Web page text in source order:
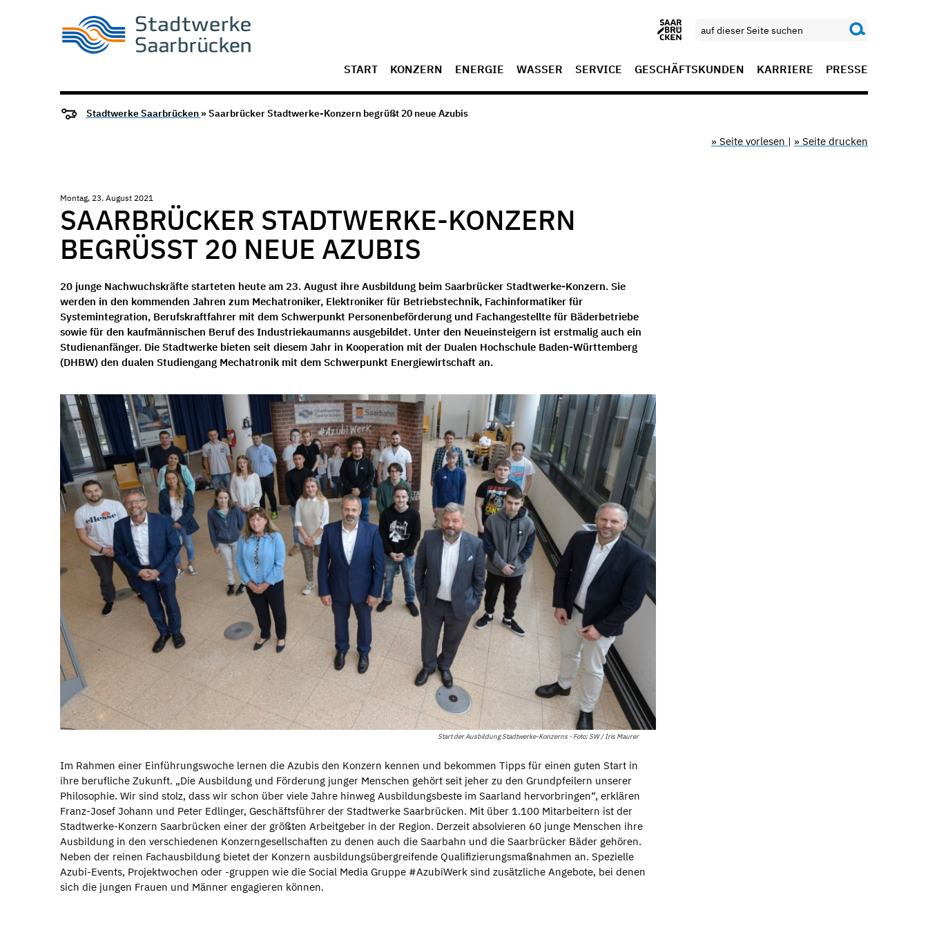
START KONZERN ENERGIE WASSER SERVICE GESCHÄFTSKUNDEN KARRIERE PRESSE
Stadtwerke Saarbrücken » Saarbrücker Stadtwerke-Konzern begrüßt 20 neue Azubis
» Seite vorlesen | » Seite drucken
Montag, 23. August 2021
SAARBRÜCKER STADTWERKE-KONZERN
BEGRÜSST 20 NEUE AZUBIS
20 junge Nachwuchskräfte starteten heute am 23. August ihre Ausbildung beim Saarbrücker Stadtwerke-Konzern. Sie
werden in den kommenden Jahren zum Mechatroniker, Elektroniker für Betriebstechnik, Fachinformatiker für
Systemintegration, Berufskraftfahrer mit dem Schwerpunkt Personenbeförderung und Fachangestellte für Bäderbetriebe
sowie für den kaufmännischen Beruf des Industriekaumanns ausgebildet. Unter den Neueinsteigern ist erstmalig auch ein
Studienanfänger. Die Stadtwerke bieten seit diesem Jahr in Kooperation mit der Dualen Hochschule Baden-Württemberg
(DHBW) den dualen Studiengang Mechatronik mit dem Schwerpunkt Energiewirtschaft an.
Start der Ausbildung Stadtwerke-Konzerns - Foto: SW / Iris Maurer
Im Rahmen einer Einführungswoche lernen die Azubis den Konzern kennen und bekommen Tipps für einen guten Start in
ihre berufliche Zukunft. „Die Ausbildung und Förderung junger Menschen gehört seit jeher zu den Grundpfeilern unserer
Philosophie. Wir sind stolz, dass wir schon über viele Jahre hinweg Ausbildungsbeste im Saarland hervorbringen“, erklären
Franz-Josef Johann und Peter Edlinger, Geschäftsführer der Stadtwerke Saarbrücken. Mit über 1.100 Mitarbeitern ist der
Stadtwerke-Konzern Saarbrücken einer der größten Arbeitgeber in der Region. Derzeit absolvieren 60 junge Menschen ihre
Ausbildung in den verschiedenen Konzerngesellschaften zu denen auch die Saarbahn und die Saarbrücker Bäder gehören.
Neben der reinen Fachausbildung bietet der Konzern ausbildungsübergreifende Qualifizierungsmaßnahmen an. Spezielle
Azubi-Events, Projektwochen oder -gruppen wie die Social Media Gruppe #AzubiWerk sind zusätzliche Angebote, bei denen
sich die jungen Frauen und Männer engagieren können.